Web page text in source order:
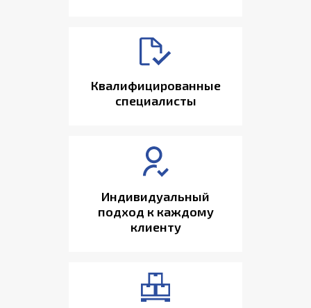
Квалифицированные
специалисты
Индивидуальный
подход к каждому
клиенту